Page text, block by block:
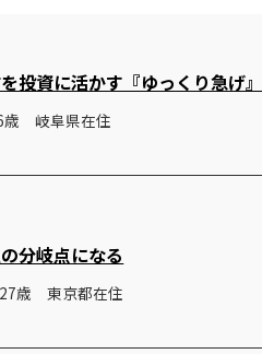
投資に活かす『ゆっくり急げ』
歳 岐阜県在住
分岐点になる
歳 東京都在住